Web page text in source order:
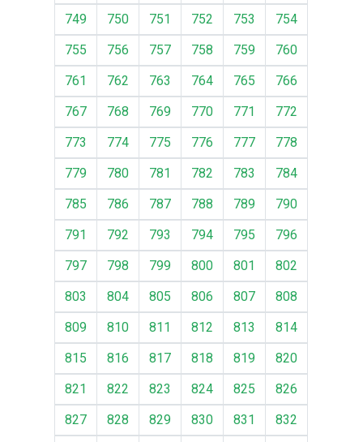
749 750 751 752 753
754
755
756 757 758 759
760
761
762 763 764 765
766
767
768 769 770 771
772
773
774 775 776 777
778
779
780 781 782 783
784
785
786 787 788 789
790
791
792 793 794 795
796
797
798 799 800 801
802
803
804 805 806 807
808
809
810 811 812 813
814
815
816 817 818 819
820
821
822 823 824 825
826
827
828 829 830 831
832